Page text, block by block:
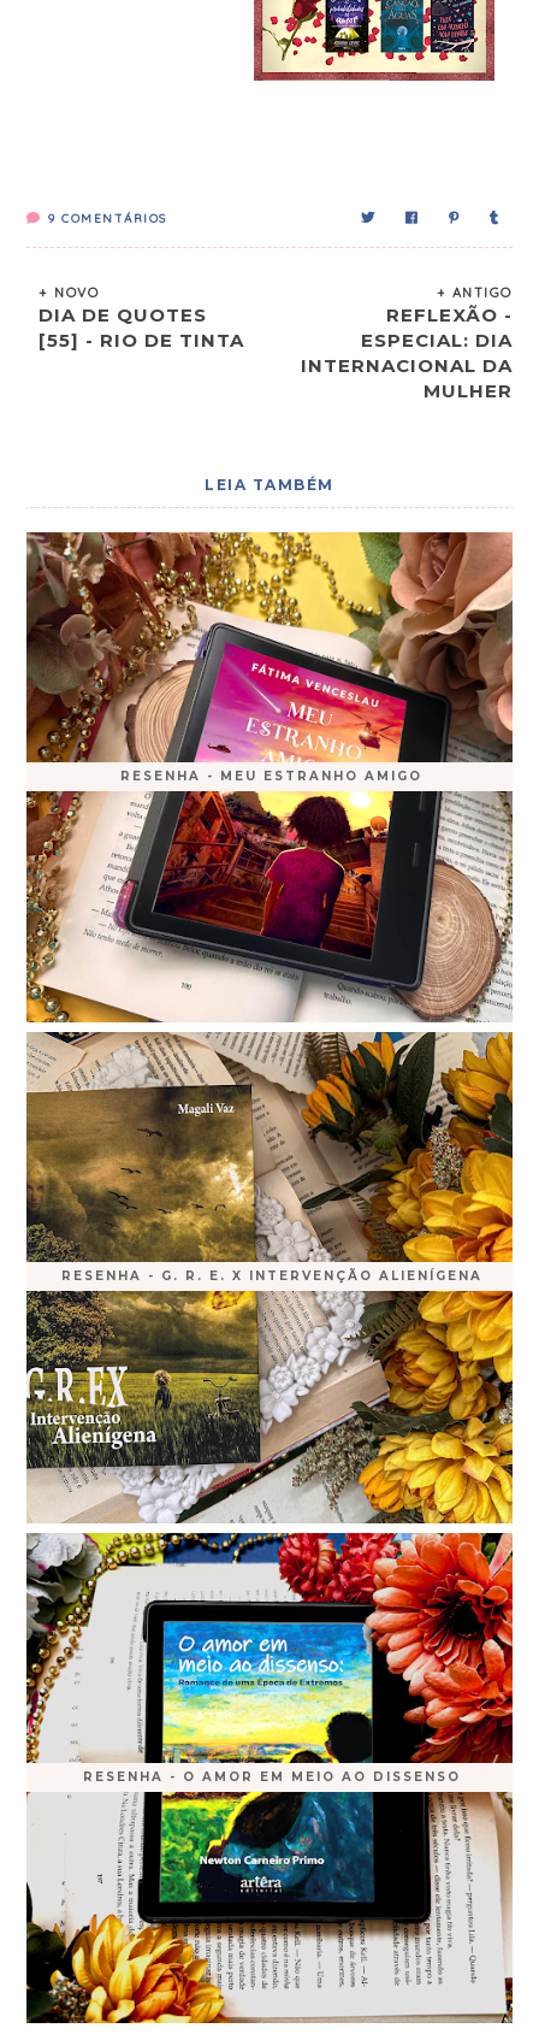
9 COMENTÁRIOS
+ NOVO
DIA DE QUOTES
[55] - RIO DE TINTA
+ ANTIGO
REFLEXÃO -
ESPECIAL: DIA
INTERNACIONAL DA
MULHER
LEIA TAMBÉM
RESENHA - MEU ESTRANHO AMIGO
RESENHA - G. R. E. X INTERVENÇÃO ALIENÍGENA
RESENHA - O AMOR EM MEIO AO DISSENSO